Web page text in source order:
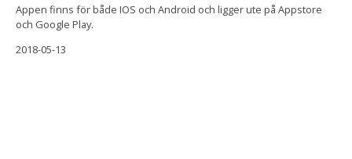
Appen finns för både IOS och Android och ligger ute på Appstore
och Google Play.
2018-05-13